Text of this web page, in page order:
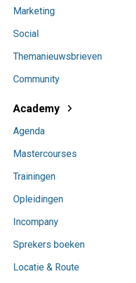
Marketing
Social
Themanieuwsbrieven
Community
Academy
Agenda
Mastercourses
Trainingen
Opleidingen
Incompany
Sprekers boeken
Locatie & Route